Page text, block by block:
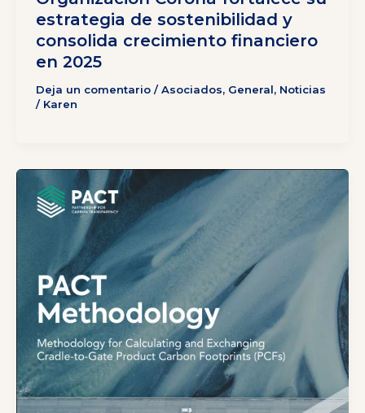
estrategia de sostenibilidad y
consolida crecimiento financiero
en 2025
Deja un comentario /Asociados, General, Noticias
/ Karen